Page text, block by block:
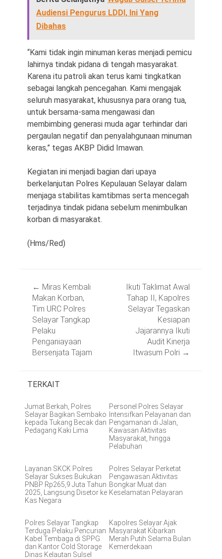
Audiensi Pengurus LDDI, Ini Yang
Dibahas
“Kami tidak ingin minuman keras menjadi pemicu
lahirnya tindak pidana di tengah masyarakat.
Karena itu patroli akan terus kami tingkatkan
sebagai langkah pencegahan. Kami mengajak
seluruh masyarakat, khususnya para orang tua,
untuk bersama-sama mengawasi dan
membimbing generasi muda agar terhindar dari
pergaulan negatif dan penyalahgunaan minuman
keras,” tegas AKBP Didid Imawan.
Kegiatan ini menjadi bagian dari upaya
berkelanjutan Polres Kepulauan Selayar dalam
menjaga stabilitas kamtibmas serta mencegah
terjadinya tindak pidana sebelum menimbulkan
korban di masyarakat.
(Hms/Red)
navigation
← Miras Kembali
Makan Korban,
Tim URC Polres
Selayar Tangkap
Pelaku
Penganiayaan
Bersenjata Tajam
Ikuti Taklimat Awal
Tahap II, Kapolres
Selayar Tegaskan
Kesiapan
Jajarannya Ikuti
Audit Kinerja
Itwasum Polri →
TERKAIT
Jumat Berkah, Polres
Selayar Bagikan Sembako
kepada Tukang Becak dan
Pedagang Kaki Lima
Personel Polres Selayar
Intensifkan Pelayanan dan
Pengamanan di Jalan,
Kawasan Aktivitas
Masyarakat, hingga
Pelabuhan
Layanan SKCK Polres
Selayar Sukses Bukukan
PNBP Rp265,9 Juta Tahun
2025, Langsung Disetor ke
Kas Negara
Polres Selayar Perketat
Pengawasan Aktivitas
Bongkar Muat dan
Keselamatan Pelayaran
Polres Selayar Tangkap
Terduga Pelaku Pencurian
Kabel Tembaga di SPPG
dan Kantor Cold Storage
Dinas Kelautan Sulsel
Kapolres Selayar Ajak
Masyarakat Kibarkan
Merah Putih Selama Bulan
Kemerdekaan